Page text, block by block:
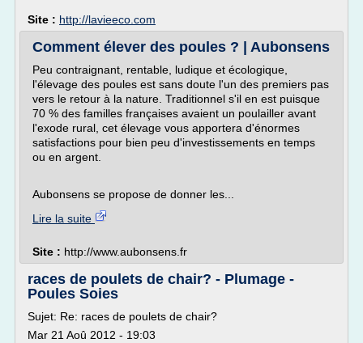
Site : http://lavieeco.com
Comment élever des poules ? | Aubonsens
Peu contraignant, rentable, ludique et écologique,
l'élevage des poules est sans doute l'un des premiers pas
vers le retour à la nature. Traditionnel s'il en est puisque
70 % des familles françaises avaient un poulailler avant
l'exode rural, cet élevage vous apportera d'énormes
satisfactions pour bien peu d'investissements en temps
ou en argent.
Aubonsens se propose de donner les...
Lire la suite
Site : http://www.aubonsens.fr
races de poulets de chair? - Plumage -
Poules Soies
Sujet: Re: races de poulets de chair?
Mar 21 Aoû 2012 - 19:03